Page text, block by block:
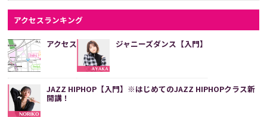
続きをみる
アクセスランキング
アクセス ジャニーズダンス【入門】
JAZZ HIPHOP【入門】※はじめてのJAZZ HIPHOPクラス新
開講！